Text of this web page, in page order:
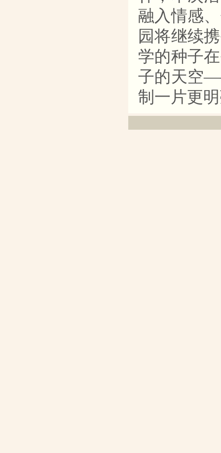
融入情感
园将继续
学的种子
子的天空
制一片更